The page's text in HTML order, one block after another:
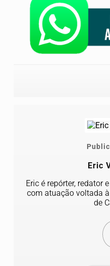
Eric
Eric é repórter, redator
com atuação voltada
de